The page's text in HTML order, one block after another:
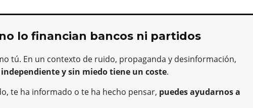
lo financian bancos ni partidos
tú. En un contexto de ruido, propaganda y desinformación,
y sin miedo tiene un coste.
te ha informado o te ha hecho pensar, puedes ayudarnos a